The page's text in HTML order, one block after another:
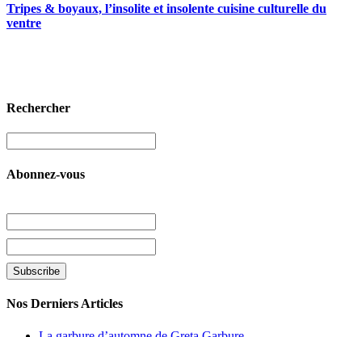
Tripes & boyaux, l’insolite et insolente cuisine culturelle du
ventre
Rechercher
Abonnez-vous
Nos Derniers Articles